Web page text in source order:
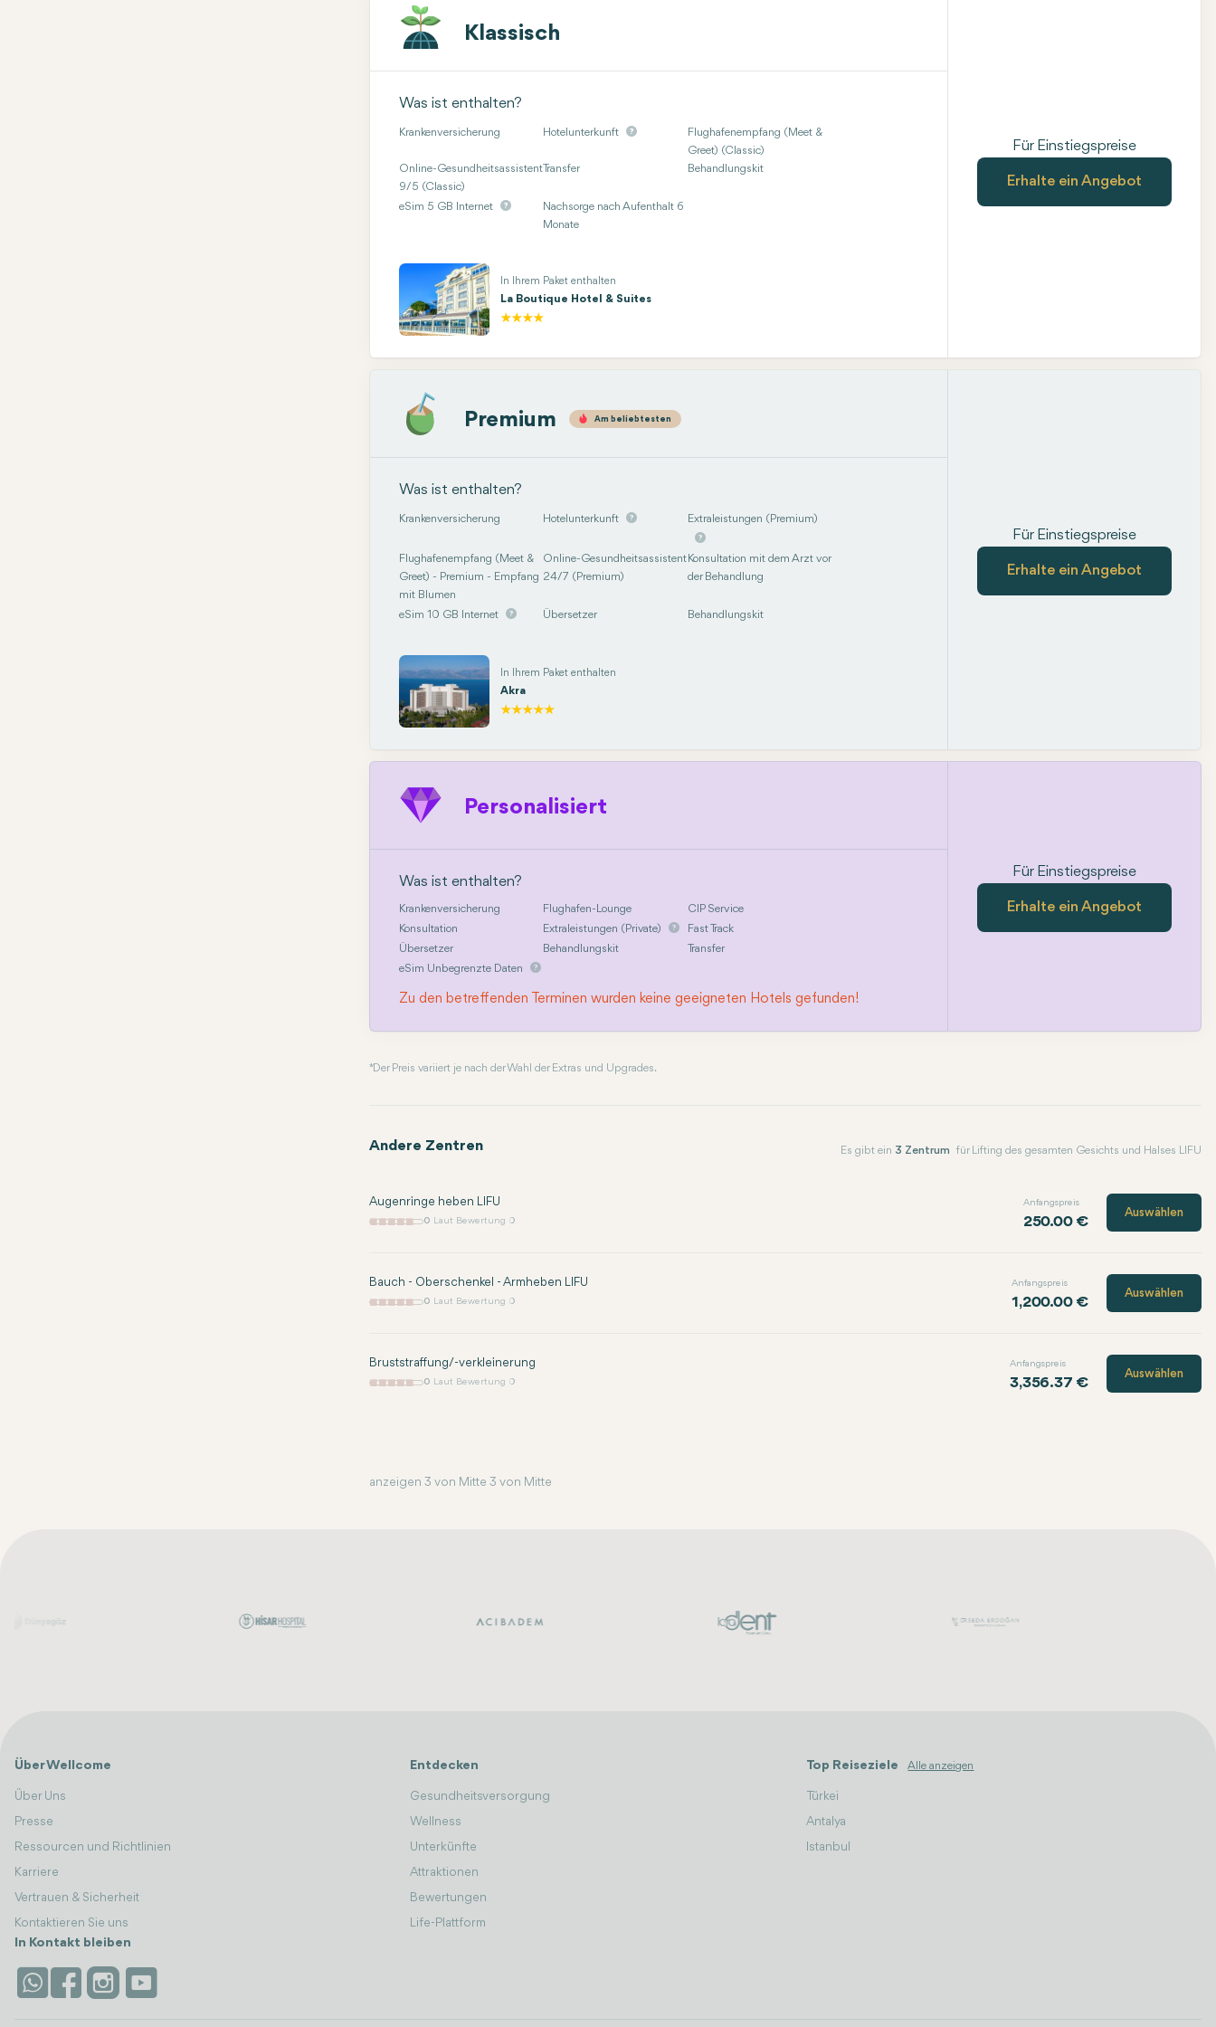
Klassisch
Was ist enthalten?
Krankenversicherung Hotelunterkunft
Flughafenempfang (Meet &
Greet) (Classic)
Online-Gesundheitsassistent
9/5 (Classic)
Transfer Behandlungskit
eSim 5 GB Internet
Nachsorge nach Aufenthalt 6
Monate
In Ihrem Paket enthalten
La Boutique Hotel & Suites
Für Einstiegspreise
Erhalte ein Angebot
Premium Am beliebtesten
Was ist enthalten?
Krankenversicherung Hotelunterkunft Extraleistungen (Premium)
Flughafenempfang (Meet &
Greet) - Premium - Empfang
mit Blumen
Online-Gesundheitsassistent
24/7 (Premium)
Konsultation mit dem Arzt vor
der Behandlung
eSim 10 GB Internet Übersetzer Behandlungskit
In Ihrem Paket enthalten
Akra
Für Einstiegspreise
Erhalte ein Angebot
Personalisiert
Was ist enthalten?
Krankenversicherung Flughafen-Lounge
CIP Service
Konsultation
Extraleistungen (Private)
Fast Track
Übersetzer
Behandlungskit
Transfer
eSim Unbegrenzte Daten
Zu den betreffenden Terminen wurden keine geeigneten Hotels gefunden!
Für Einstiegspreise
Erhalte ein Angebot
* Der Preis variiert je nach der Wahl der Extras und Upgrades.
Andere Zentren Es gibt ein 3 Zentrum für Lifting des gesamten Gesichts und Halses LIFU
Augenringe heben LIFU
0 Laut Bewertung 0
Anfangspreis
250.00 €
Auswählen
Bauch - Oberschenkel - Armheben LIFU
0 Laut Bewertung 0
Anfangspreis
1,200.00 €
Auswählen
Bruststraffung/-verkleinerung
0 Laut Bewertung 0
Anfangspreis
3,356.37 €
Auswählen
anzeigen 3 von Mitte 3 von Mitte
Über Wellcome
Über Uns
Presse
Ressourcen und Richtlinien
Karriere
Vertrauen & Sicherheit
Kontaktieren Sie uns
Entdecken
Gesundheitsversorgung
Wellness
Unterkünfte
Attraktionen
Bewertungen
Life-Plattform
Top Reiseziele Alle anzeigen
Türkei
Antalya
Istanbul
In Kontakt bleiben